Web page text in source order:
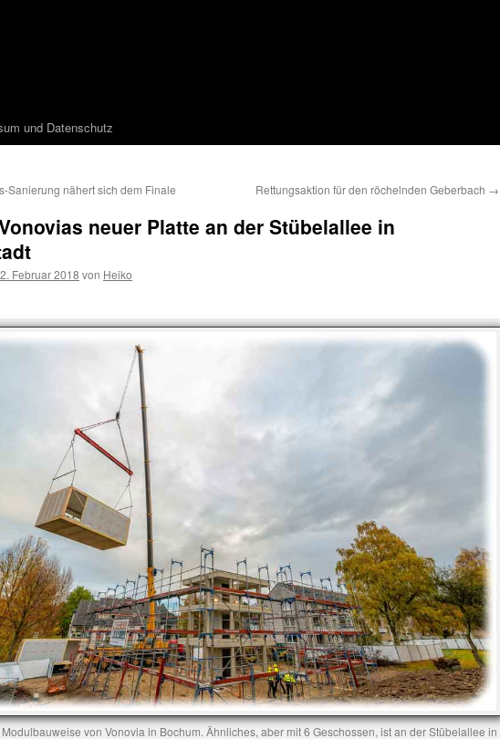
und Datenschutz
Sanierung nähert sich dem Finale Rettungsaktion für den röchelnden Geberbach →
neuer Platte an der Stübelallee in
2. Februar 2018 von Heiko
von Vonovia in Bochum. Ähnliches, aber mit 6 Geschossen, ist an der Stübelallee in